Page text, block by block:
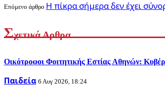
Επόμενο άρθρο Η πίκρα σήμερα δεν έχει
Σχετικά Αρθρα
Οικότροφοι Φοιτητικής Εστίας Αθηνών:
Παιδεία 6 Αυγ 2026, 18:24